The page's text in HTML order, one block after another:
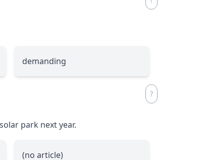
demanding
park next year.
(no article)